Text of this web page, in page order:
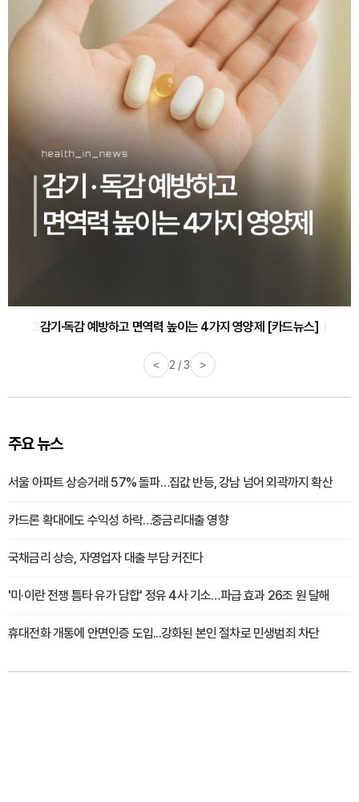
감기·독감 예방하고 면역력 높이는 4가지 영양제 [카드뉴스]
< 3 / 3 >
주요 뉴스
서울 아파트 상승거래 57% 돌파…집값 반등, 강남 넘어 외곽까지 확산
카드론 확대에도 수익성 하락…중금리대출 영향
국채금리 상승, 자영업자 대출 부담 커진다
'미·이란 전쟁 틈타 유가 담합' 정유 4사 기소…파급 효과 26조 원 달해
휴대전화 개통에 안면인증 도입...강화된 본인 절차로 민생범죄 차단